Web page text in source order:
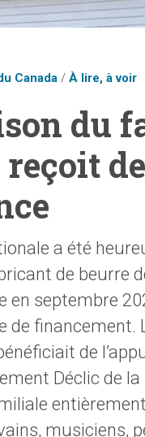
Canada /À lire, à voir
du
a été
de beurre
en septembre
de
de
Déclic de
musiciens,